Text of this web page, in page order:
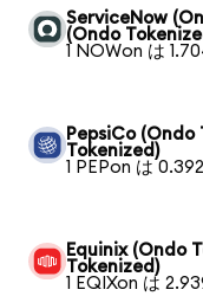
ServiceNow
(Ondo
1 NOWon は
PepsiCo (Ondo
Tokenized)
1 PEPon は
Equinix (Ondo
Tokenized)
1 EQIXon は